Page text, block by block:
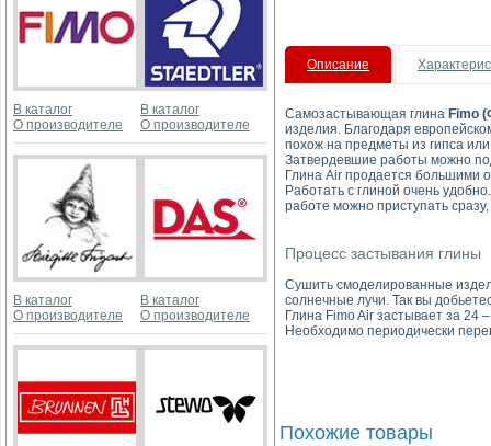
В каталог
О производителе
В каталог
О производителе
В каталог
О производителе
В каталог
О производителе
Описание
Самозастывающая глина Fimo
изделия. Благодаря
похож на предметы из гипса
Затвердевшие работы можно
Глина Air продается большими
Работать с глиной очень
работе можно приступать
Процесс застывания глины
Сушить смоделированные
солнечные лучи. Так вы
Глина Fimo Air застывает за 24
Необходимо периодически
Похожие товары